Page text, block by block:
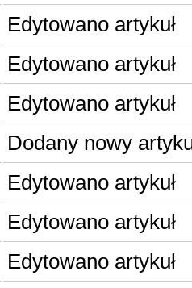
Edytowano artykuł
Edytowano artykuł
Edytowano artykuł
Dodany nowy
Edytowano artykuł
Edytowano artykuł
Edytowano artykuł